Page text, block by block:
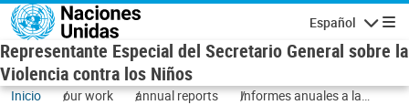
Skip to main content
Español
Representante Especial del Secretario General sobre la
Violencia contra los Niños
Inicio our work annual reports
Informes anuales a la